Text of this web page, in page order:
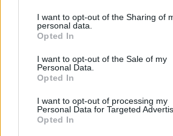
I want to opt-out of the Sharing of
personal data.
Opted In
I want to opt-out of the Sale of my
Personal Data.
Opted In
I want to opt-out of processing my
Personal Data for Targeted
Opted In
Arbitragem: Luís Godinho nomeado para
Ramalho no encontro do Benfica